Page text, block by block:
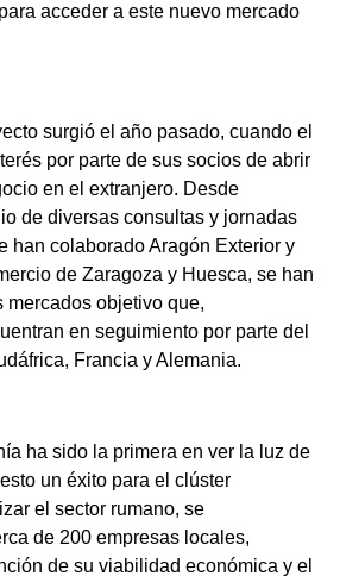
acceder a este nuevo mercado
surgió el año pasado, cuando el
por parte de sus socios de abrir
en el extranjero. Desde
de diversas consultas y jornadas
han colaborado Aragón Exterior y
de Zaragoza y Huesca, se han
objetivo que,
en seguimiento por parte del
Francia y Alemania.
ha sido la primera en ver la luz de
un éxito para el clúster
el sector rumano, se
de 200 empresas locales,
de su viabilidad económica y el